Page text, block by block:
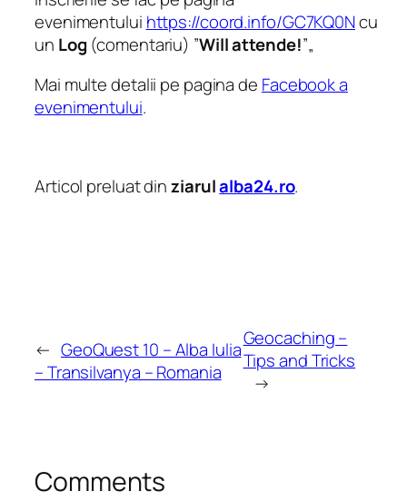
evenimentului https://coord.info/GC7KQ0Ncu
un Log (comentariu) ”Will attende!”„
Mai multe detalii pe pagina de Facebook a
evenimentului.
Articol preluat dinziarulalba24.ro.
← GeoQuest 10 – Alba Iulia
– Transilvanya – Romania
Geocaching –
Tips and Tricks
→
Comments